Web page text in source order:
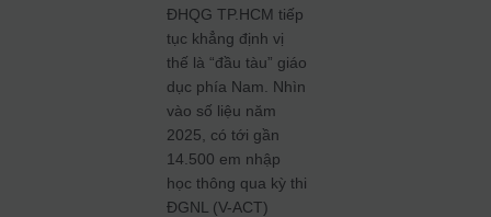
ĐHQG TP.HCM tiếp
tục khẳng định vị
thế là “đầu tàu” giáo
dục phía Nam. Nhìn
vào số liệu năm
2025, có tới gần
14.500 em nhập
học thông qua kỳ thi
ĐGNL (V-ACT)